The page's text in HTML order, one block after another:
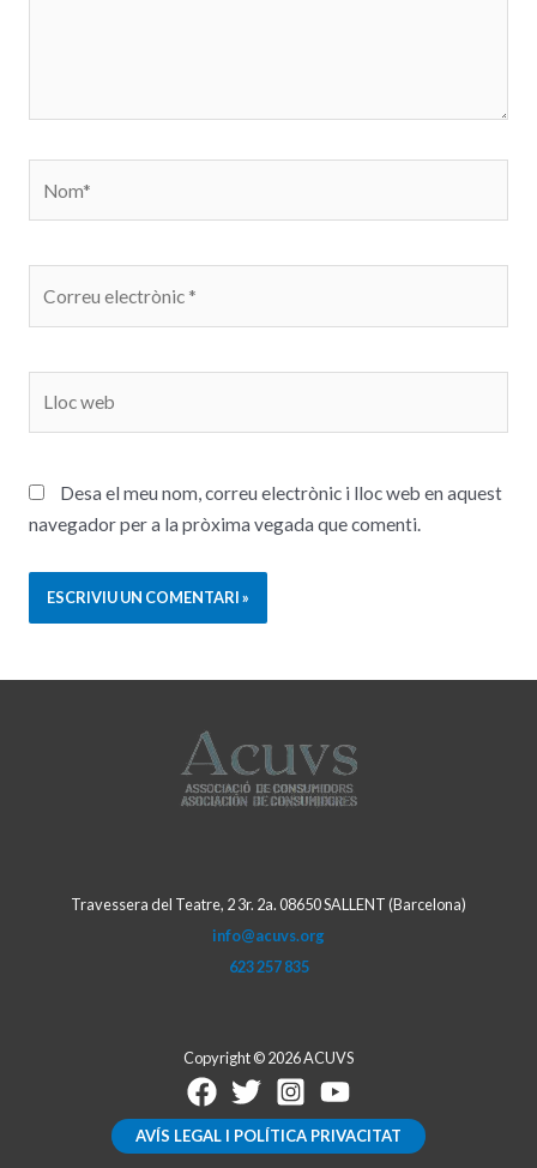
Desa el meu nom, correu electrònic i lloc web en aquest
navegador per a la pròxima vegada que comenti.
Travessera del Teatre, 2 3r. 2a. 08650 SALLENT (Barcelona)
info@acuvs.org
623 257 835
Copyright © 2026 ACUVS
AVÍS LEGAL I POLÍTICA PRIVACITAT